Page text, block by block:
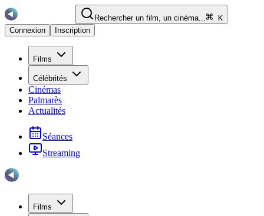
Rechercher un film, un cinéma...
K
Connexion
Inscription
Films
Célébrités
Cinémas
Palmarès
Actualités
Séances
Streaming
Films